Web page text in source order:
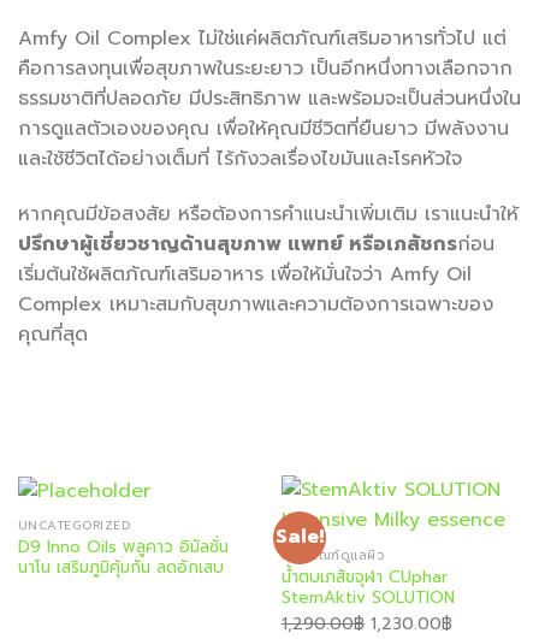
Amfy Oil Complex ไม่ใช่แค่ผลิตภัณฑ์เสริมอาหารทั่วไป แต่
คือการลงทุนเพื่อสุขภาพในระยะยาว เป็นอีกหนึ่งทางเลือกจาก
ธรรมชาติที่ปลอดภัย มีประสิทธิภาพ และพร้อมจะเป็นส่วนหนึ่งใน
การดูแลตัวเองของคุณ เพื่อให้คุณมีชีวิตที่ยืนยาว มีพลังงาน
และใช้ชีวิตได้อย่างเต็มที่ ไร้กังวลเรื่องไขมันและโรคหัวใจ
หากคุณมีข้อสงสัย หรือต้องการคำแนะนำเพิ่มเติม เราแนะนำให้
ปรึกษาผู้เชี่ยวชาญด้านสุขภาพ แพทย์ หรือเภสัชกรก่อน
เริ่มต้นใช้ผลิตภัณฑ์เสริมอาหาร เพื่อให้มั่นใจว่า Amfy Oil
Complex เหมาะสมกับสุขภาพและความต้องการเฉพาะของ
คุณที่สุด
UNCATEGORIZED
D9 Inno Oils พลูคาว อิมัลชั่น
นาโน เสริมภูมิคุ้มกัน ลดอักเสบ
Sale!
ผลิตภัณฑ์ดูแลผิว
น้ำตบเภสัขจุฬา CUphar
StemAktiv SOLUTION
1,290.00฿ Original
1,230.00฿Current